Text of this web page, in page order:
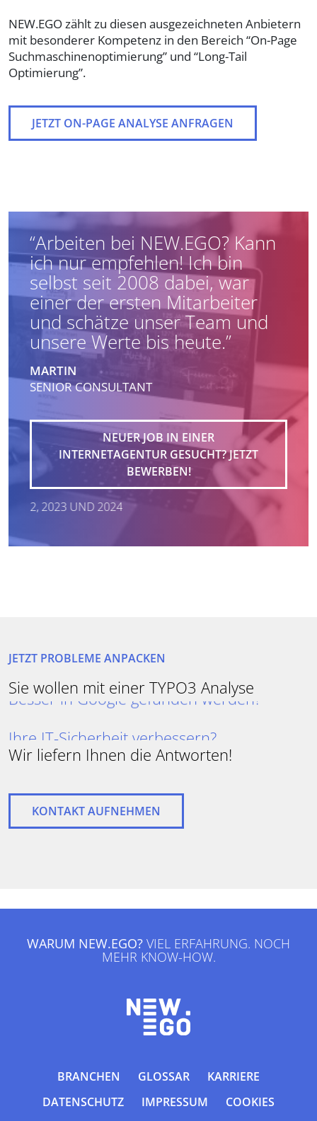
NEW.EGO zählt zu diesen ausgezeichneten Anbietern
mit besonderer Kompetenz in den Bereich “On-Page
Suchmaschinenoptimierung” und “Long-Tail
Optimierung”.
JETZT ON-PAGE ANALYSE ANFRAGEN
“Arbeiten bei NEW.EGO? Kann
ich nur empfehlen! Ich bin
selbst seit 2008 dabei, war
einer der ersten Mitarbeiter
und schätze unser Team und
unsere Werte bis heute.”
MARTIN
SENIOR CONSULTANT
NEUER JOB IN EINER
INTERNETAGENTUR GESUCHT? JETZT
BEWERBEN!
UND 2024
JETZT PROBLEME ANPACKEN
Sie wollen mit einer TYPO3 Analyse
Besser in Google gefunden werden?
Wir liefern Ihnen die Antworten!
KONTAKT AUFNEHMEN
WARUM NEW.EGO? VIEL ERFAHRUNG. NOCH
MEHR KNOW-HOW.
BRANCHEN GLOSSAR
KARRIERE
DATENSCHUTZ
IMPRESSUM COOKIES